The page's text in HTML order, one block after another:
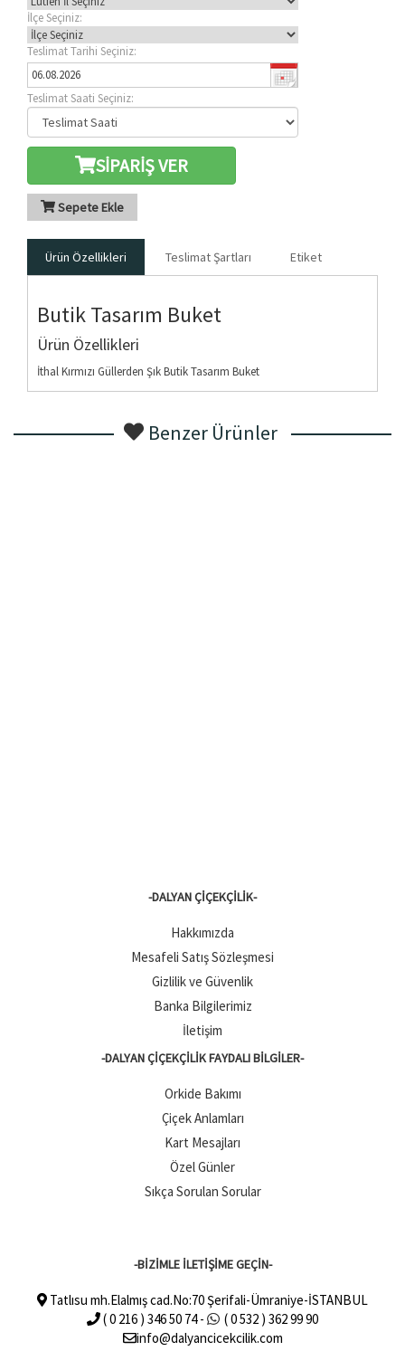
İlçe Seçiniz:
Teslimat Tarihi Seçiniz:
Teslimat Saati Seçiniz:
SİPARİŞ VER
Sepete Ekle
Ürün Özellikleri Teslimat Şartları Etiket
Butik Tasarım Buket
Ürün Özellikleri
İthal Kırmızı Güllerden Şık Butik Tasarım Buket
Benzer Ürünler
-DALYAN ÇIÇEKÇILIK-
Hakkımızda
Mesafeli Satış Sözleşmesi
Gizlilik ve Güvenlik
Banka Bilgilerimiz
İletişim
-DALYAN ÇIÇEKÇILIK FAYDALI BILGILER-
Orkide Bakımı
Çiçek Anlamları
Kart Mesajları
Özel Günler
Sıkça Sorulan Sorular
-BİZİMLE İLETİŞİME GEÇİN-
Tatlısu mh.Elalmış cad.No:70 Şerifali-Ümraniye-İSTANBUL
( 0 216 ) 346 50 74 -
( 0 532 ) 362 99 90
info@dalyancicekcilik.com